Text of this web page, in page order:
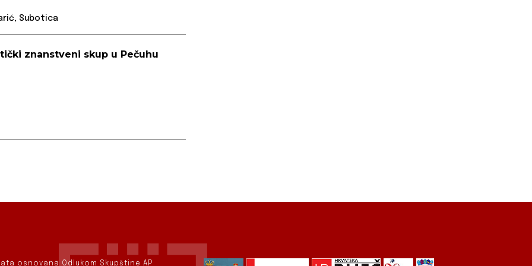
Subotica
znanstveni skup u Pečuhu
osnovana Odlukom Skupštine AP